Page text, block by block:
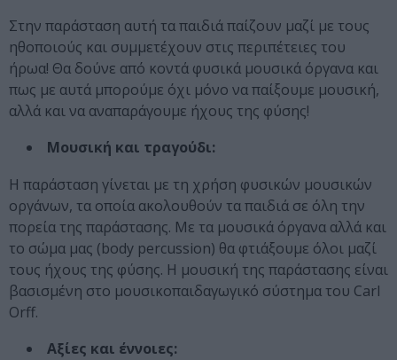
Στην παράσταση αυτή τα παιδιά παίζουν μαζί με τους
ηθοποιούς και συμμετέχουν στις περιπέτειες του
ήρωα! Θα δούνε από κοντά φυσικά μουσικά όργανα και
πως με αυτά μπορούμε όχι μόνο να παίξουμε μουσική,
αλλά και να αναπαράγουμε ήχους της φύσης!
Μουσική και τραγούδι:
Η παράσταση γίνεται με τη χρήση φυσικών μουσικών
οργάνων, τα οποία ακολουθούν τα παιδιά σε όλη την
πορεία της παράστασης. Με τα μουσικά όργανα αλλά και
το σώμα μας (body percussion) θα φτιάξουμε όλοι μαζί
τους ήχους της φύσης. Η μουσική της παράστασης είναι
βασισμένη στο μουσικοπαιδαγωγικό σύστημα του Carl
Orff.
Αξίες και έννοιες: